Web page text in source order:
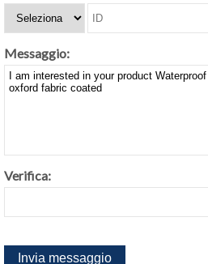
Messaggio:
Verifica: